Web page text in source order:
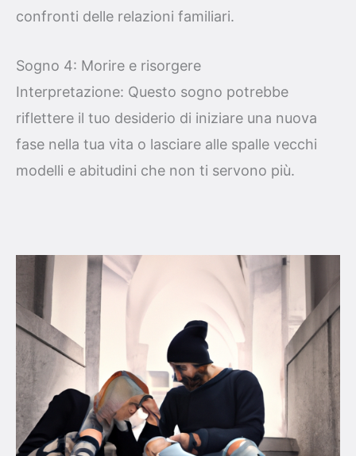
confronti delle relazioni familiari.
Sogno 4: Morire e risorgere
Interpretazione: Questo sogno potrebbe
riflettere il tuo desiderio di iniziare una nuova
fase nella tua vita o lasciare alle spalle vecchi
modelli e abitudini che non ti servono più.